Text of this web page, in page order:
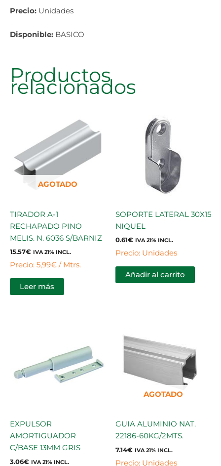
Precio: Unidades
Disponible: BASICO
Productos
relacionados
AGOTADO
TIRADOR A-1
RECHAPADO PINO
MELIS. N. 6036 S/BARNIZ
15.57€ IVA 21% INCL.
Precio: 5,99€ / Mtrs.
Leer más
SOPORTE LATERAL 30X15
NIQUEL
0.61€ IVA 21% INCL.
Precio: Unidades
Añadir al carrito
EXPULSOR
AMORTIGUADOR
C/BASE 13MM GRIS
3.06€ IVA 21% INCL.
AGOTADO
GUIA ALUMINIO NAT.
22186-60KG/2MTS.
7.14€ IVA 21% INCL.
Precio: Unidades